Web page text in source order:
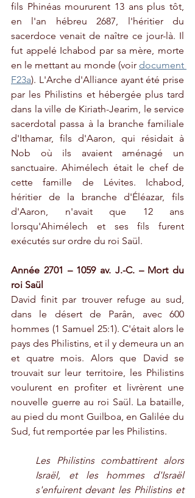
fils Phinéas moururent 13 ans plus tôt,
en l'an hébreu 2687, l'héritier du
sacerdoce venait de naître ce jour-là. Il
fut appelé Ichabod par sa mère, morte
en le mettant au monde (voir document
F23a). L'Arche d'Alliance ayant été prise
par les Philistins et hébergée plus tard
dans la ville de Kiriath-Jearim, le service
sacerdotal passa à la branche familiale
d'Ithamar, fils d'Aaron, qui résidait à
Nob où ils avaient aménagé un
sanctuaire. Ahimélech était le chef de
cette famille de Lévites. Ichabod,
héritier de la branche d'Éléazar, fils
d'Aaron, n'avait que 12 ans
lorsqu'Ahimélech et ses fils furent
exécutés sur ordre du roi Saül.
Année 2701 – 1059 av. J.-C. – Mort du
roi Saül
David finit par trouver refuge au sud,
dans le désert de Parân, avec 600
hommes (1 Samuel 25:1). C'était alors le
pays des Philistins, et il y demeura un an
et quatre mois. Alors que David se
trouvait sur leur territoire, les Philistins
voulurent en profiter et livrèrent une
nouvelle guerre au roi Saül. La bataille,
au pied du mont Guilboa, en Galilée du
Sud, fut remportée par les Philistins.
Les Philistins combattirent alors
Israël, et les hommes d'Israël
s'enfuirent devant les Philistins et